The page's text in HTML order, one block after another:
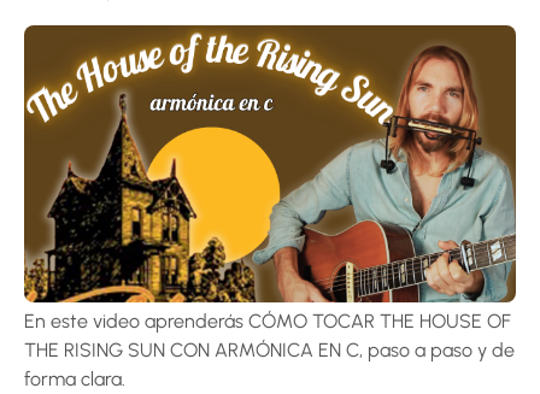
En este video aprenderás CÓMO TOCAR THE HOUSE OF
THE RISING SUN CON ARMÓNICA EN C, paso a paso y de
forma clara.